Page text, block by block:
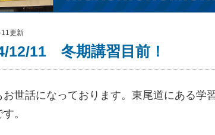
更新
12/11 冬期講習目前！
お世話になっております。東尾道にある学
。